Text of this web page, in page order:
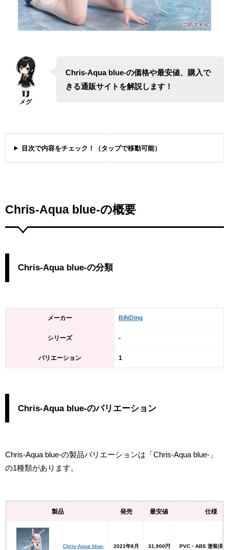
Chris-Aqua blue-の価格や最安値、購入で
きる通販サイトを解説します！
目次で内容をチェック！（タップで移動可能）
Chris-Aqua blue-の概要
Chris-Aqua blue-の分類
メーカー BINDing
シリーズ -
バリエーション 1
Chris-Aqua blue-のバリエーション
Chris-Aqua blue-の製品バリエーションは「Chris-Aqua blue-」
の1種類があります。
製品 発売 最安値 仕様
Chris-Aqua blue- 2021年8月 31,900円 PVC・ABS 塗装済み